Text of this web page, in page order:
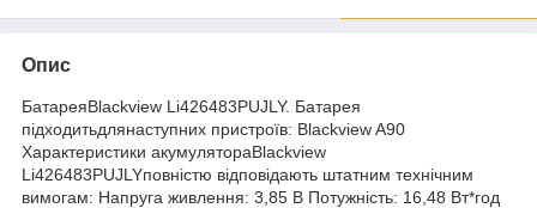
Опис
БатареяBlackview Li426483PUJLY. Батарея
підходитьдлянаступних пристроїв: Blackview A90
Характеристики акумулятораBlackview
Li426483PUJLYповністю відповідають штатним технічним
вимогам: Напруга живлення: 3,85 В Потужність: 16,48 Вт*год